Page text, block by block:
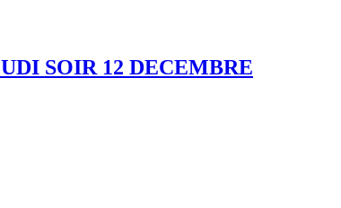
SOIR 12 DECEMBRE